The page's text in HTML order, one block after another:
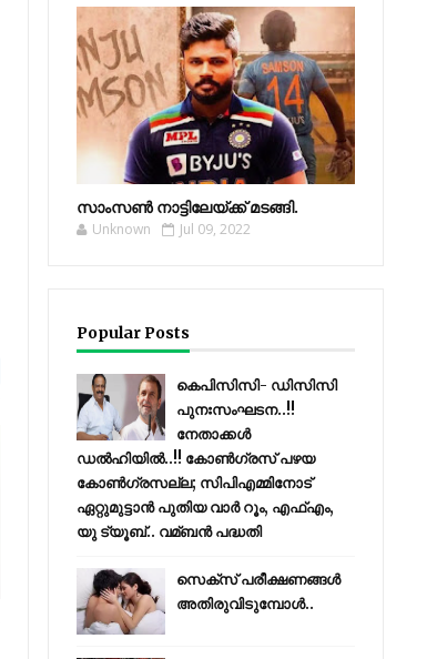
സാംസണ്‍ നാട്ടിലേയ്‌ക്ക് മടങ്ങി.
Unknown Jul 09, 2022
Popular Posts
കെപിസിസി- ഡിസിസി
പുനഃസംഘടന..!!
നേതാക്കൾ
ഡൽഹിയിൽ..!! കോണ്‍ഗ്രസ് പഴയ
കോണ്‍ഗ്രസല്ല; സിപിഎമ്മിനോട്
ഏറ്റുമുട്ടാന്‍ പുതിയ വാര്‍ റൂം, എഫ്‌എം,
യു ട്യൂബ്.. വമ്ബന്‍ പദ്ധതി
സെക്സ് പരീക്ഷണങ്ങൾ
അതിരുവിടുമ്പോൾ..